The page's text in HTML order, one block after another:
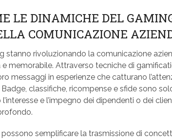
LE DINAMICHE DEL
COMUNICAZIONE
stanno rivoluzionando la comunicazione
memorabile. Attraverso tecniche di
messaggi in esperienze che catturano
classifiche, ricompense e sfide sono
e l’impegno dei dipendenti o dei
semplificare la trasmissione di